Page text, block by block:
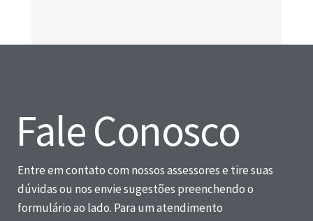
Fale Conosco
Entre em contato com nossos assessores e tire suas
dúvidas ou nos envie sugestões preenchendo o
formulário ao lado. Para um atendimento